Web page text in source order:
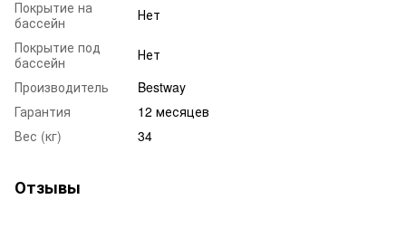
Покрытие на
бассейн
Нет
Покрытие под
бассейн
Нет
Производитель
Bestway
Гарантия
12 месяцев
Вес (кг)
34
Отзывы